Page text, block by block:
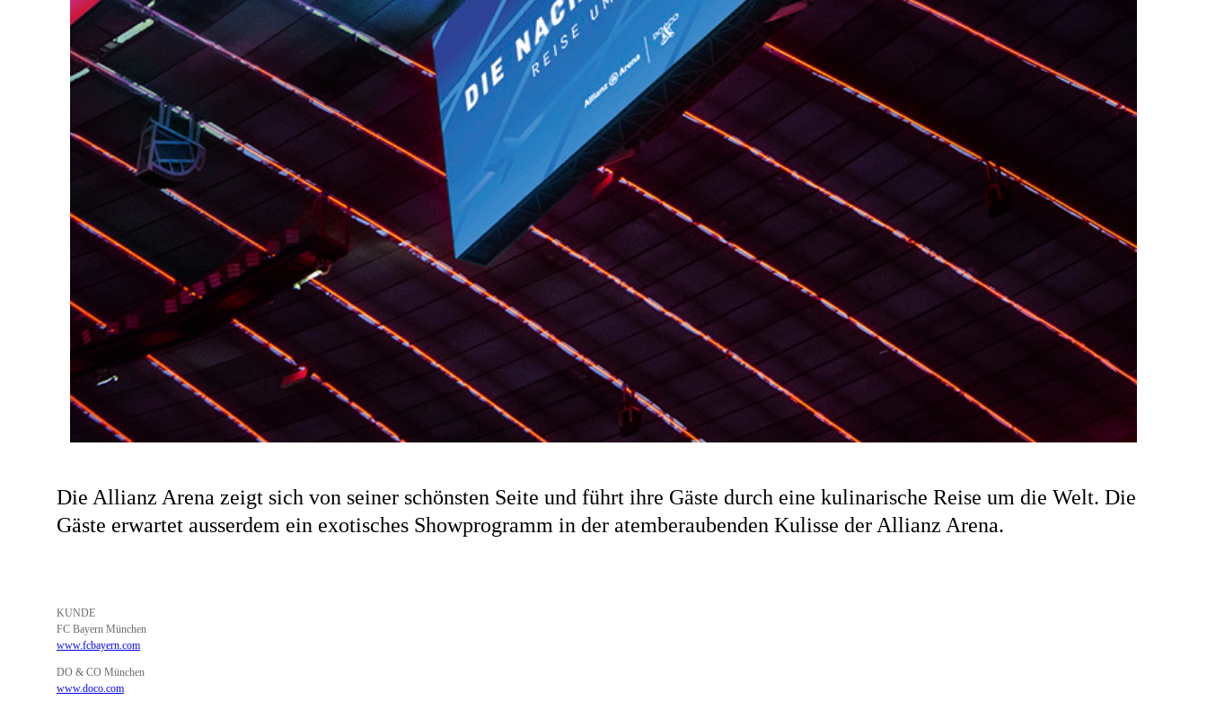
Die Allianz Arena zeigt sich von seiner schönsten Seite und führt ihre Gäste durch eine kulinarische Reise um die Welt. Die
Gäste erwartet ausserdem ein exotisches Showprogramm in der atemberaubenden Kulisse der Allianz Arena.
KUNDE
FC Bayern München
www.fcbayern.com
DO & CO München
www.doco.com